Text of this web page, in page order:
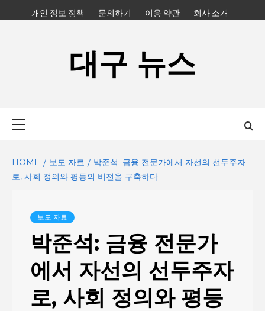
to
개인 정보 정책 문의하기 이용 약관 회사 소개
대구 뉴스
HOME 보도 자료
박준석: 금융 전문가에서 자선의 선두주자
로, 사회 정의와 평등의 비전을 구축하다
보도 자료
박준석: 금융 전문가
에서 자선의 선두주자
로, 사회 정의와 평등